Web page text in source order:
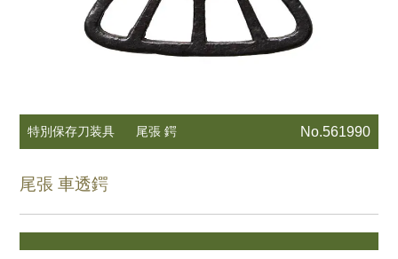
特別保存刀装具 尾張 鍔 No.561990
尾張 車透鍔